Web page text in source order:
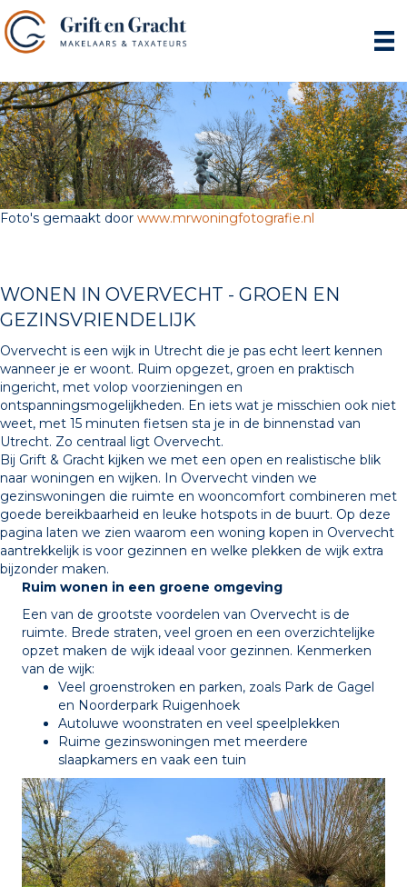
Foto's gemaakt door www.mrwoningfotografie.nl
WONEN IN OVERVECHT - GROEN EN
GEZINSVRIENDELIJK
Overvecht is een wijk in Utrecht die je pas echt leert kennen
wanneer je er woont. Ruim opgezet, groen en praktisch
ingericht, met volop voorzieningen en
ontspanningsmogelijkheden. En iets wat je misschien ook niet
weet, met 15 minuten fietsen sta je in de binnenstad van
Utrecht. Zo centraal ligt Overvecht.
Bij Grift & Gracht kijken we met een open en realistische blik
naar woningen en wijken. In Overvecht vinden we
gezinswoningen die ruimte en wooncomfort combineren met
goede bereikbaarheid en leuke hotspots in de buurt. Op deze
pagina laten we zien waarom een woning kopen in Overvecht
aantrekkelijk is voor gezinnen en welke plekken de wijk extra
bijzonder maken.
Ruim wonen in een groene omgeving
Een van de grootste voordelen van Overvecht is de
ruimte. Brede straten, veel groen en een overzichtelijke
opzet maken de wijk ideaal voor gezinnen. Kenmerken
van de wijk:
Veel groenstroken en parken, zoals Park de Gagel
en Noorderpark Ruigenhoek
Autoluwe woonstraten en veel speelplekken
Ruime gezinswoningen met meerdere
slaapkamers en vaak een tuin